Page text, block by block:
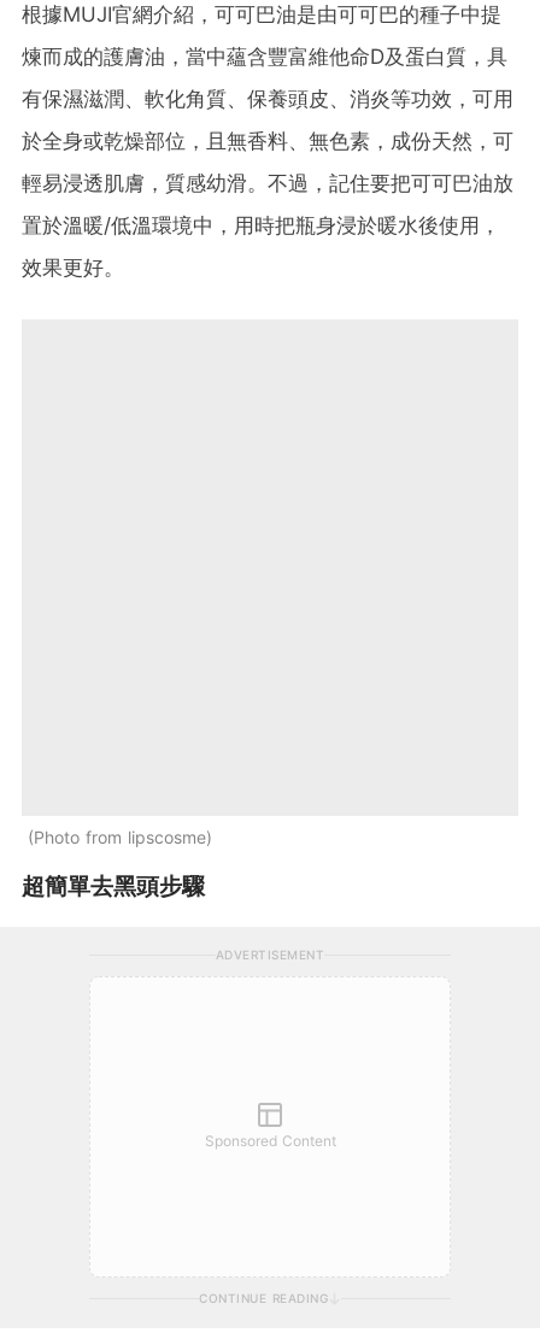
根據MUJI官網介紹，可可巴油是由可可巴的種子中提
煉而成的護膚油，當中蘊含豐富維他命D及蛋白質，具
有保濕滋潤、軟化角質、保養頭皮、消炎等功效，可用
於全身或乾燥部位，且無香料、無色素，成份天然，可
輕易浸透肌膚，質感幼滑。不過，記住要把可可巴油放
置於溫暖/低溫環境中，用時把瓶身浸於暖水後使用，
效果更好。
Photo from lipscosme
超簡單去黑頭步驟
ADVERTISEMENT
Sponsored Content
CONTINUE READING